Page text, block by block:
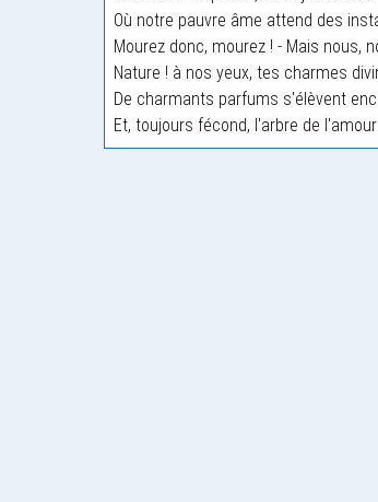
Où notre pauvre âme attend des
Mourez donc, mourez ! - Mais nous,
Nature ! à nos yeux, tes charmes
De charmants parfums s'élèvent
Et, toujours fécond, l'arbre de